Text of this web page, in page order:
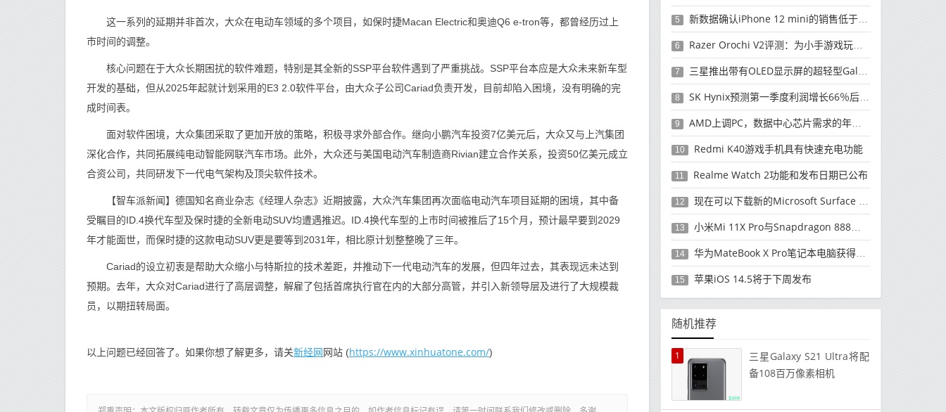
这一系列的延期并非首次，大众在电动车领域的多个项目，如保时捷Macan Electric和奥迪Q6 e-tron等，都曾经历过上
市时间的调整。
核心问题在于大众长期困扰的软件难题，特别是其全新的SSP平台软件遇到了严重挑战。SSP平台本应是大众未来新车型
开发的基础，但从2025年起就计划采用的E3 2.0软件平台，由大众子公司Cariad负责开发，目前却陷入困境，没有明确的完
成时间表。
面对软件困境，大众集团采取了更加开放的策略，积极寻求外部合作。继向小鹏汽车投资7亿美元后，大众又与上汽集团
深化合作，共同拓展纯电动智能网联汽车市场。此外，大众还与美国电动汽车制造商Rivian建立合作关系，投资50亿美元成立
合资公司，共同研发下一代电气架构及顶尖软件技术。
【智车派新闻】德国知名商业杂志《经理人杂志》近期披露，大众汽车集团再次面临电动汽车项目延期的困境，其中备
受瞩目的ID.4换代车型及保时捷的全新电动SUV均遭遇推迟。ID.4换代车型的上市时间被推后了15个月，预计最早要到2029
年才能面世，而保时捷的这款电动SUV更是要等到2031年，相比原计划整整晚了三年。
Cariad的设立初衷是帮助大众缩小与特斯拉的技术差距，并推动下一代电动汽车的发展，但四年过去，其表现远未达到
预期。去年，大众对Cariad进行了高层调整，解雇了包括首席执行官在内的大部分高管，并引入新领导层及进行了大规模裁
员，以期扭转局面。
以上问题已经回答了。如果你想了解更多，请关新经网网站 (https://www.xinhuatone.com/)
5 新数据确认iPhone 12 mini的销售低于预期
6 Razer Orochi V2评测：为小手游戏玩家设计的鼠标
7 三星推出带有OLED显示屏的超轻型Galaxy Book Pro和Galaxy Book Pro 360笔记本电脑
8 SK Hynix预测第一季度利润增长66％后，对芯片的需求将增强
9 AMD上调PC，数据中心芯片需求的年度收入预测
10 Redmi K40游戏手机具有快速充电功能
11 Realme Watch 2功能和发布日期已公布
12 现在可以下载新的Microsoft Surface Duo更新
13 小米Mi 11X Pro与Snapdragon 888处理器一起发布
14 华为MateBook X Pro笔记本电脑获得全新升级
15 苹果iOS 14.5将于下周发布
随机推荐
1
三星Galaxy S21 Ultra将配
备108百万像素相机